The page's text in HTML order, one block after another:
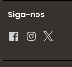
Siga-nos